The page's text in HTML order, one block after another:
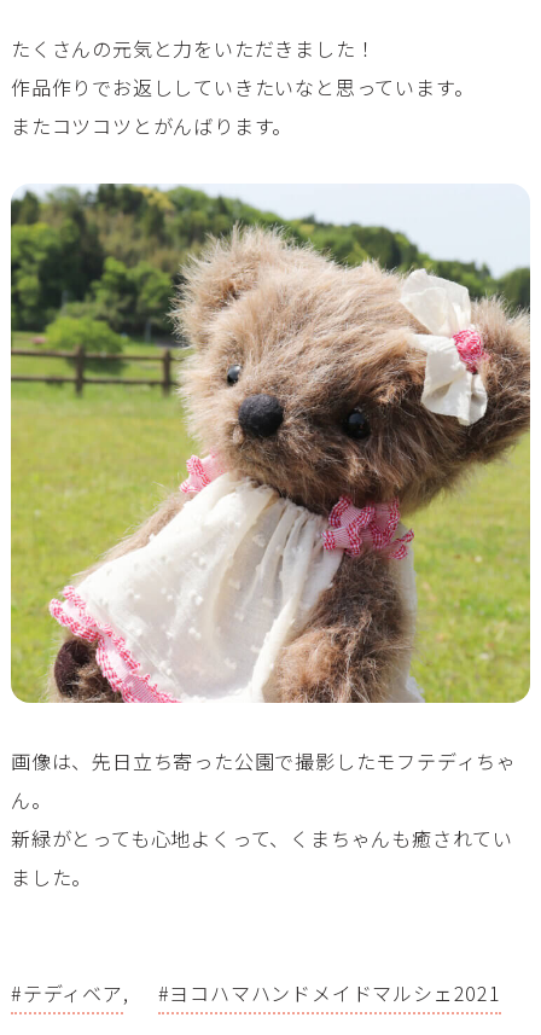
たくさんの元気と力をいただきました！
作品作りでお返ししていきたいなと思っています。
またコツコツとがんばります。
画像は、先日立ち寄った公園で撮影したモフテディちゃ
ん。
新緑がとっても心地よくって、くまちゃんも癒されてい
ました。
テディベア, ヨコハマハンドメイドマルシェ2021